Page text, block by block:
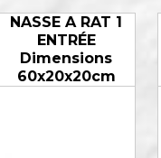
NASSE A RAT 1
ENTRÉE
Dimensions
60x20x20cm